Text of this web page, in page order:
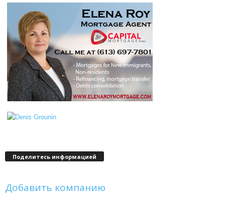
Поделитесь информацией
Добавить компанию